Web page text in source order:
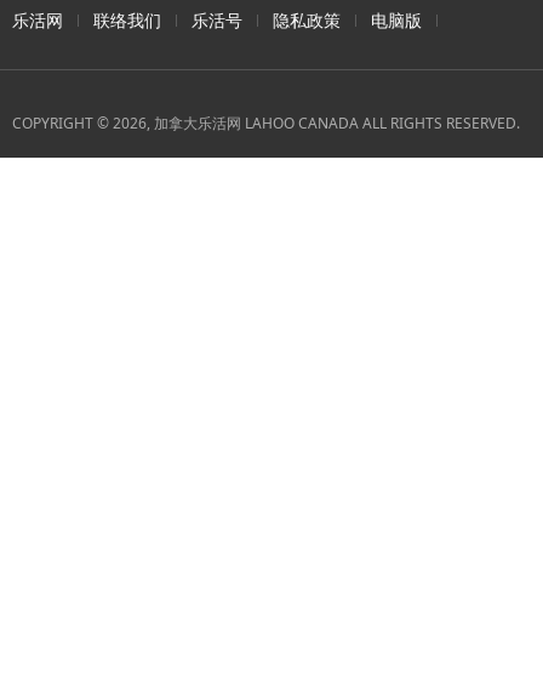
乐活网 联络我们 乐活号 隐私政策 电脑版
COPYRIGHT © 2026, 加拿大乐活网 LAHOO CANADA ALL RIGHTS RESERVED.